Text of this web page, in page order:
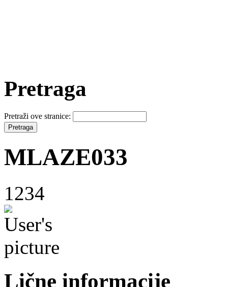
Pretraga
Pretraži ove stranice:
MLAZE033
1234
Lične informacije